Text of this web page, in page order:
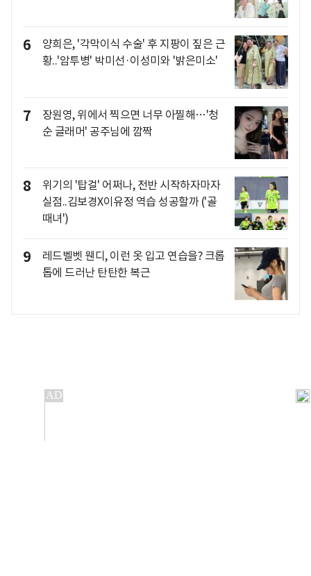
6
양희은, '각막이식 수술' 후 지팡이 짚은 근
황..'암투병' 박미선·이성미와 '밝은미소'
7
장원영, 위에서 찍으면 너무 아찔해…'청
순 글래머' 공주님에 깜짝
8
위기의 '탑걸' 어쩌나, 전반 시작하자마자
실점..김보경X이유정 역습 성공할까 ('골
때녀')
9
레드벨벳 웬디, 이런 옷 입고 연습을? 크롭
톱에 드러난 탄탄한 복근